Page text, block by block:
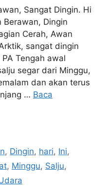
Sangat Dingin. Hi
Berawan, Dingin
Cerah, Awan
sangat dingin
Tengah awal
segar dari Minggu,
dan akan terus
… Baca
, Dingin, hari, Ini,
, Minggu, Salju,